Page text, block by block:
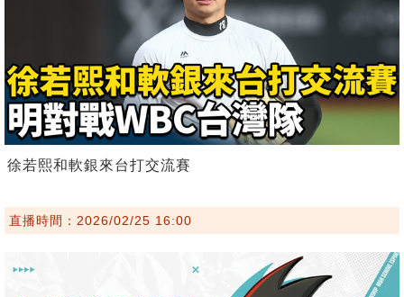
徐若熙和軟銀來台打交流賽
直播時間：2026/02/25 16:00